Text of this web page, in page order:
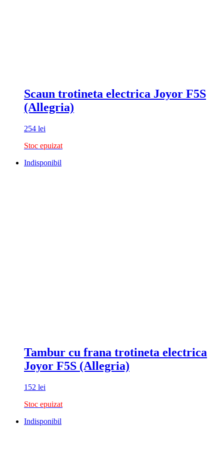
Scaun trotineta electrica Joyor F5S
(Allegria)
254 lei
Stoc epuizat
Indisponibil
Tambur cu frana trotineta electrica
Joyor F5S (Allegria)
152 lei
Stoc epuizat
Indisponibil